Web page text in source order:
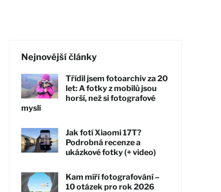
Nejnovější články
Třídil jsem fotoarchiv za 20
let: A fotky z mobilů jsou
horší, než si fotografové
myslí
Jak fotí Xiaomi 17T?
Podrobná recenze a
ukázkové fotky (+ video)
Kam míří fotografování –
10 otázek pro rok 2026